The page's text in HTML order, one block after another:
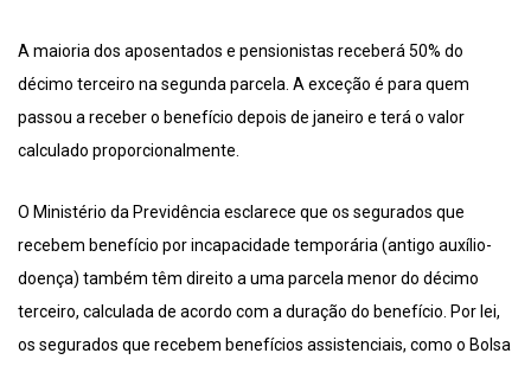
A maioria dos aposentados e pensionistas receberá 50% do
décimo terceiro na segunda parcela. A exceção é para quem
passou a receber o benefício depois de janeiro e terá o valor
calculado proporcionalmente.
O Ministério da Previdência esclarece que os segurados que
recebem benefício por incapacidade temporária (antigo auxílio-
doença) também têm direito a uma parcela menor do décimo
terceiro, calculada de acordo com a duração do benefício. Por lei,
os segurados que recebem benefícios assistenciais, como o Bolsa